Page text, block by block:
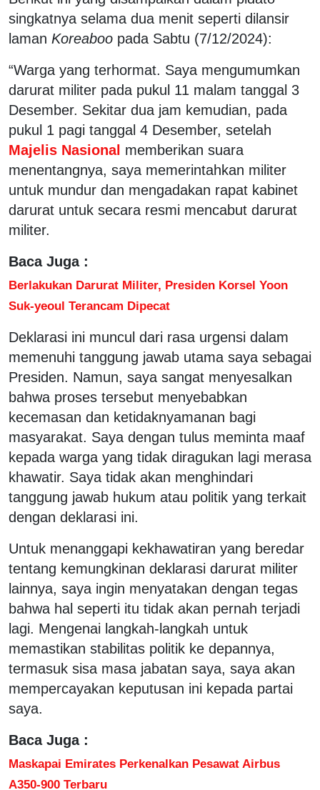
singkatnya selama dua menit seperti dilansir
laman Koreaboo pada Sabtu (7/12/2024):
“Warga yang terhormat. Saya mengumumkan
darurat militer pada pukul 11 ​​malam tanggal 3
Desember. Sekitar dua jam kemudian, pada
pukul 1 pagi tanggal 4 Desember, setelah
Majelis Nasional memberikan suara
menentangnya, saya memerintahkan militer
untuk mundur dan mengadakan rapat kabinet
darurat untuk secara resmi mencabut darurat
militer.
Baca Juga :
Berlakukan Darurat Militer, Presiden Korsel Yoon
Suk-yeoul Terancam Dipecat
Deklarasi ini muncul dari rasa urgensi dalam
memenuhi tanggung jawab utama saya sebagai
Presiden. Namun, saya sangat menyesalkan
bahwa proses tersebut menyebabkan
kecemasan dan ketidaknyamanan bagi
masyarakat. Saya dengan tulus meminta maaf
kepada warga yang tidak diragukan lagi merasa
khawatir. Saya tidak akan menghindari
tanggung jawab hukum atau politik yang terkait
dengan deklarasi ini.
Untuk menanggapi kekhawatiran yang beredar
tentang kemungkinan deklarasi darurat militer
lainnya, saya ingin menyatakan dengan tegas
bahwa hal seperti itu tidak akan pernah terjadi
lagi. Mengenai langkah-langkah untuk
memastikan stabilitas politik ke depannya,
termasuk sisa masa jabatan saya, saya akan
mempercayakan keputusan ini kepada partai
saya.
Baca Juga :
Maskapai Emirates Perkenalkan Pesawat Airbus
A350-900 Terbaru